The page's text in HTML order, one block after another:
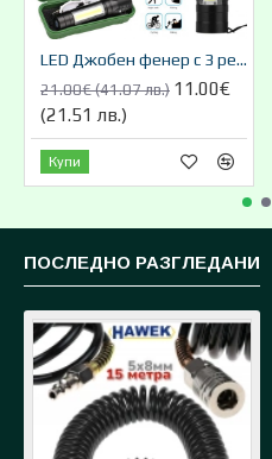
LED Джобен фенер с 3 режима , презареждаем, с USB кабел
21.00€ (41.07 лв.) 11.00€
(21.51 лв.)
Купи
ПОСЛЕДНО РАЗГЛЕДАНИ